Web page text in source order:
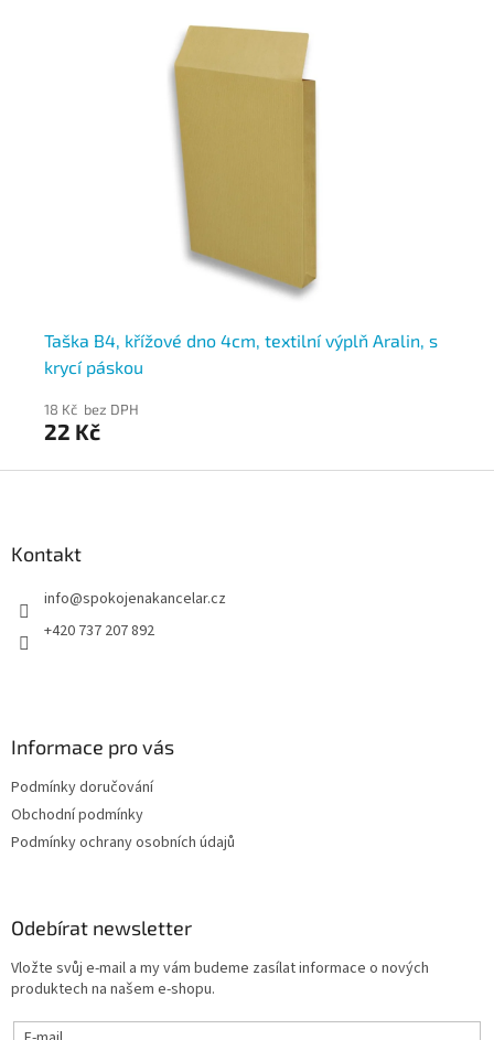
Taška B4, křížové dno 4cm, textilní výplň Aralin, s
krycí páskou
18 Kč bez DPH
22 Kč
Kontakt
info@spokojenakancelar.cz
+420 737 207 892
Informace pro vás
Podmínky doručování
Obchodní podmínky
Podmínky ochrany osobních údajů
Odebírat newsletter
Vložte svůj e-mail a my vám budeme zasílat informace o nových
produktech na našem e-shopu.